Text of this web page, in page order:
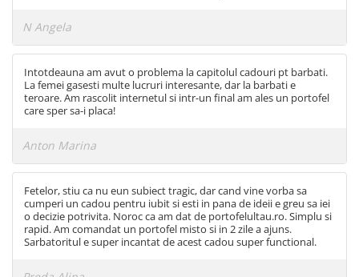
N Angela
Intotdeauna am avut o problema la capitolul cadouri pt barbati.
La femei gasesti multe lucruri interesante, dar la barbati e
teroare. Am rascolit internetul si intr-un final am ales un portofel
care sper sa-i placa!
Anton Marina
Fetelor, stiu ca nu eun subiect tragic, dar cand vine vorba sa
cumperi un cadou pentru iubit si esti in pana de ideii e greu sa iei
o decizie potrivita. Noroc ca am dat de portofelultau.ro. Simplu si
rapid. Am comandat un portofel misto si in 2 zile a ajuns.
Sarbatoritul e super incantat de acest cadou super functional.